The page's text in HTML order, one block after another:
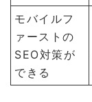
モバイルフ
ァーストの
SEO対策が
できる